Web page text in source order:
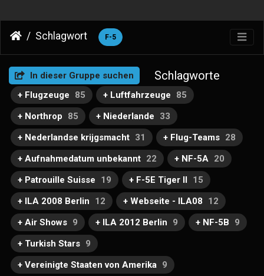
Schlagwort F-5
In dieser Gruppe suchen Schlagworte
+ Flugzeuge 85 + Luftfahrzeuge
85
+ Northrop
85 + Niederlande
33
+ Nederlandse krijgsmacht 31 + Flug-Teams 28
+ Aufnahmedatum unbekannt 22 + NF-5A
20
+ Patrouille Suisse
19 + F-5E Tiger II
15
+ ILA 2008 Berlin
12 + Webseite - ILA08
12
+ Air Shows 9 + ILA 2012 Berlin 9 + NF-5B
9
+ Turkish Stars 9
+ Vereinigte Staaten von Amerika 9